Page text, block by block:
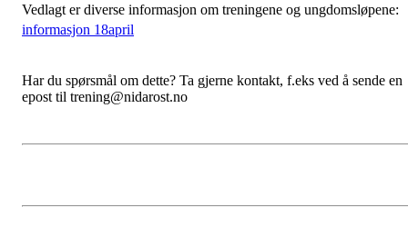
Vedlagt er diverse informasjon om treningene og ungdomsløpene:
informasjon 18april
Har du spørsmål om dette? Ta gjerne kontakt, f.eks ved å sende en
epost til trening@nidarost.no